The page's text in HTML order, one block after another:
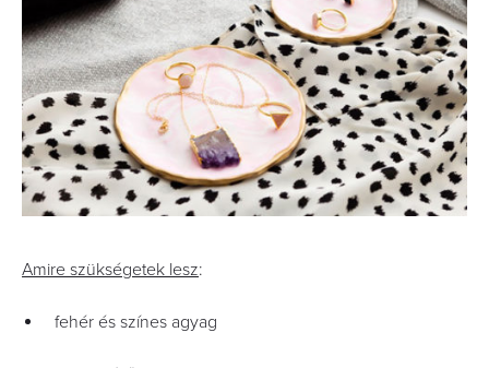
Amire szükségetek lesz:
fehér és színes agyag